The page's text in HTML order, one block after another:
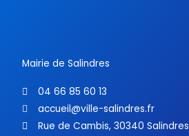
Mairie de Salindres
04 66 85 60 13
accueil@ville-salindres.fr
Rue de Cambis, 30340 Salindres